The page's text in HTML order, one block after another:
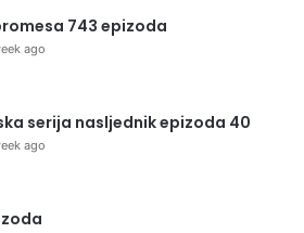
743 epizoda
ago
serija nasljednik epizoda 40
ago